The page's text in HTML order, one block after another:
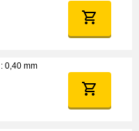
: 0,40 mm